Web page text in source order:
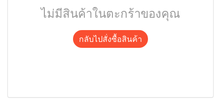
ไม่มีสินค้าในตะกร้าของคุณ
กลับไปสั่งซื้อสินค้า